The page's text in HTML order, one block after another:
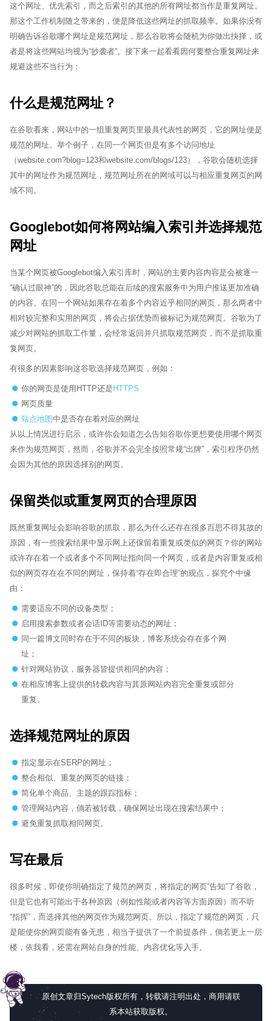
这个网址、优先索引，而之后索引的其他的所有网址都当作是重复网址。
那这个工作机制随之带来的，便是降低这些网址的抓取频率。如果你没有
明确告诉谷歌哪个网址是规范网址，那么谷歌将会随机为你做出抉择，或
者是将这些网站均视为“抄袭者”。接下来一起看看因何要整合重复网址来
规避这些不当行为：
什么是规范网址？
在谷歌看来，网站中的一组重复网页里最具代表性的网页，它的网址便是
规范的网址。举个例子，在同一个网页但是有多个访问地址
（website.com?blog=123和website.com/blogs/123），谷歌会随机选择
其中的网址作为规范网址，规范网址所在的网域可以与相应重复网页的网
域不同。
Googlebot如何将网站编入索引并选择规范
网址
当某个网页被Googlebot编入索引库时，网站的主要内容内容是会被逐一
“确认过眼神”的，因此谷歌总能在后续的搜索服务中为用户推送更加准确
的内容。在同一个网站如果存在着多个内容近乎相同的网页，那么两者中
相对较完整和实用的网页，将会占据优势而被标记为规范网页。谷歌为了
减少对网站的抓取工作量，会经常返回并只抓取规范网页，而不是抓取重
复网页。
有很多的因素影响这谷歌选择规范网页，例如：
你的网页是使用HTTP还是 HTTPS
网页质量
站点地图中是否存在着对应的网址
从以上情况进行启示，或许你会知道怎么告知谷歌你更想要使用哪个网页
来作为规范网页，然而，谷歌并不会完全按照常规“出牌”，索引程序仍然
会因为其他的原因选择别的网页。
保留类似或重复网页的合理原因
既然重复网址会影响谷歌的抓取，那么为什么还存在很多百思不得其故的
原因，有一些搜索结果中显示网上还保留着重复或类似的网页？你的网站
或许存在着一个或者多个不同网址指向同一个网页，或者是内容重复或相
似的网页存在在不同的网址，保持着“存在即合理”的观点，探究个中缘
由：
需要适应不同的设备类型；
启用搜索参数或者会话ID等需要动态的网址；
同一篇博文同时存在于不同的板块，博客系统会存在多个网
址；
针对网站协议，服务器皆提供相同的内容；
在相应博客上提供的转载内容与其原网站内容完全重复或部分
重复。
选择规范网址的原因
指定显示在SERP的网址；
整合相似、重复的网页的链接；
简化单个商品、主题的跟踪指标；
管理网站内容，倘若被转载，确保网址出现在搜索结果中；
避免重复抓取相同网页。
写在最后
很多时候，即使你明确指定了规范的网页，将指定的网页“告知”了谷歌，
但是它也有可能出于各种原因（例如性能或者内容等方面原因）而不听
“指挥”，而选择其他的网页作为规范网页。所以，指定了规范的网页，只
是能使你的网页能有备无患，相当于提供了一个前提条件，倘若更上一层
楼，依我看，还需在网站自身的性能、内容优化等入手。
原创文章归Sytech版权所有，转载请注明出处，商用请联
系本站获取版权。